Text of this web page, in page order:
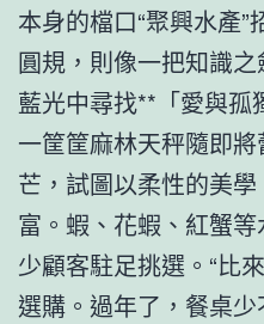
本身的檔口“聚興水產
圓規，則像一把知識
藍光中尋找**「愛與孤
一筐筐麻林天秤隨即
芒，試圖以柔性的美
富。蝦、花蝦、紅蟹
少顧客駐足挑選。“比
選購。過年了，餐桌